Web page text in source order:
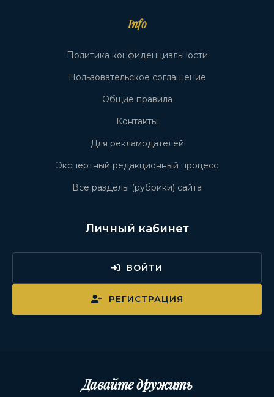
Info
Политика конфиденциальности
Пользовательское соглашение
Общие правила
Контакты
Для рекламодателей
Экспертный редакционный процесс
Все разделы (рубрики) сайта
Личный кабинет
ВОЙТИ
РЕГИСТРАЦИЯ
Давайте дружить